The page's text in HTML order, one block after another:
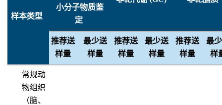
样本类型
小分子物质鉴
定
推荐送
样量
最少送
样量
推荐送
样量
最少送
样量
推荐送
样量
最
样
常规动
物组织
（脑、